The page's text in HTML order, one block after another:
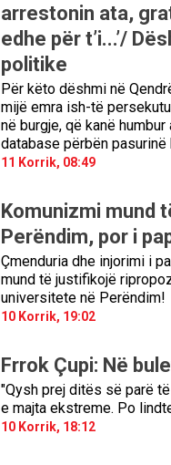
arrestonin ata,
edhe për t’i...’/
politike
Për këto dëshmi në
mijë emra ish-të
në burgje, që kanë
database përbën
11 Korrik, 08:49
Komunizmi mund
Perëndim, por i
Çmenduria dhe injorimi i
mund të justifikojë
universitete në Perëndim!
10 Korrik, 19:02
Frrok Çupi: Në
"Qysh prej ditës së parë të
e majta ekstreme. Po
10 Korrik, 18:12